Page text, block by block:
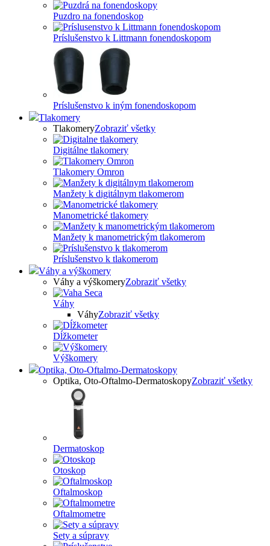
Puzdro na fonendoskop
Príslušenstvo k Littmann fonendoskopom
Príslušenstvo k iným fonendoskopom
Tlakomery
TlakomeryZobraziť všetky
Digitálne tlakomery
Tlakomery Omron
Manžety k digitálnym tlakomerom
Manometrické tlakomery
Manžety k manometrickým tlakomerom
Príslušenstvo k tlakomerom
Váhy a výškomery
Váhy a výškomeryZobraziť všetky
Váhy
VáhyZobraziť všetky
Dĺžkometer
Výškomery
Optika, Oto-Oftalmo-Dermatoskopy
Optika, Oto-Oftalmo-DermatoskopyZobraziť všetky
Dermatoskop
Otoskop
Oftalmoskop
Oftalmometre
Sety a súpravy